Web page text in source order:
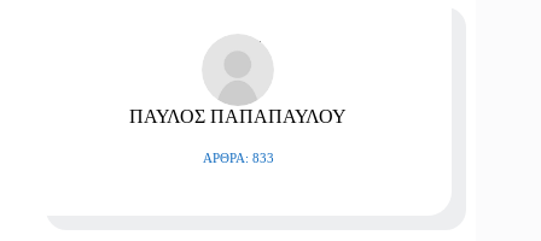
ΠΑΥΛΟΣ ΠΑΠΑΠΑΥΛΟΥ
ΆΡΘΡΑ: 833